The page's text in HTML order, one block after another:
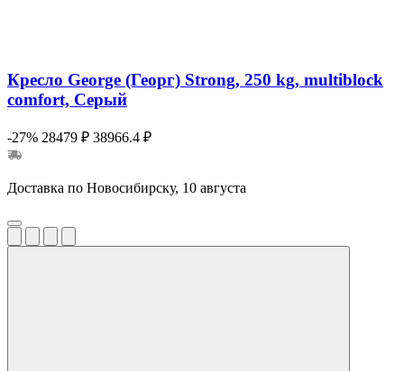
Кресло George (Георг) Strong, 250 kg, multiblock
comfort, Серый
-27% 28479 ₽ 38966.4 ₽
Доставка по Новосибирску, 10 августа